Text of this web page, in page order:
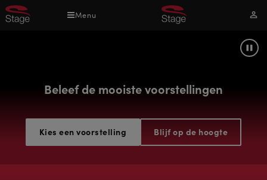
Overslaan
en
Menu
Mijn
Beleef de mooiste voorstellingen
Kies een voorstelling Blijf op de hoogte